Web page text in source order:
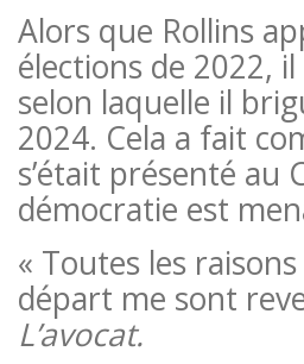
Alors que Rollins
élections de 2022,
selon laquelle il
2024. Cela a fait
s’était présenté au
démocratie est
« Toutes les
départ me sont
L’avocat.